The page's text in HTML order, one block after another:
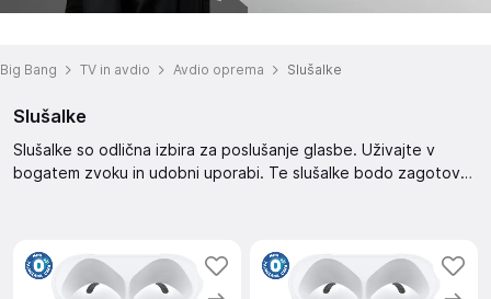
Big Bang TV in avdio Avdio oprema Slušalke
Slušalke
Slušalke so odlična izbira za poslušanje glasbe. Uživajte v
bogatem zvoku in udobni uporabi. Te slušalke bodo zagotovo